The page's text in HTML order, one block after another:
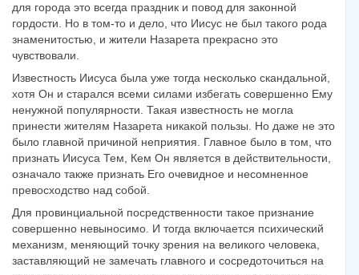
для города это всегда праздник и повод для законной
гордости. Но в том-то и дело, что Иисус не был такого рода
знаменитостью, и жители Назарета прекрасно это
чувствовали.
Известность Иисуса была уже тогда несколько скандальной,
хотя Он и старался всеми силами избегать совершенно Ему
ненужной популярности. Такая известность не могла
принести жителям Назарета никакой пользы. Но даже не это
было главной причиной неприятия. Главное было в том, что
признать Иисуса Тем, Кем Он является в действительности,
означало также признать Его очевидное и несомненное
превосходство над собой.
Для провинциальной посредственности такое признание
совершенно невыносимо. И тогда включается психический
механизм, меняющий точку зрения на великого человека,
заставляющий не замечать главного и сосредоточиться на